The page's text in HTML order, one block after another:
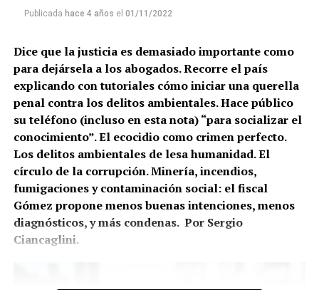
La educación y la vida, adentro y afuera del aula. Fotos:
(más…)
Publicada hace 4 años el 01/11/2022
Dice que la justicia es demasiado importante como
para dejársela a los abogados. Recorre el país
explicando con tutoriales cómo iniciar una querella
penal contra los delitos ambientales. Hace público
su teléfono (incluso en esta nota) “para socializar el
conocimiento”. El ecocidio como crimen perfecto.
Los delitos ambientales de lesa humanidad. El
círculo de la corrupción. Minería, incendios,
fumigaciones y contaminación social: el fiscal
Gómez propone menos buenas intenciones, menos
diagnósticos, y más condenas. Por Sergio
Ciancaglini.